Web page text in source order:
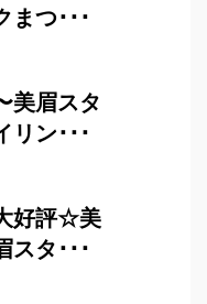
まつ･･･
美眉スタ
リン･･･
好評☆美
スタ･･･